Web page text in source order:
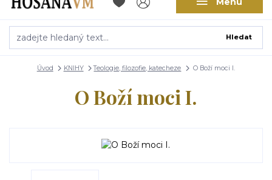
Hledat
Úvod KNIHY Teologie, filozofie, katecheze O Boží moci I.
O Boží moci I.